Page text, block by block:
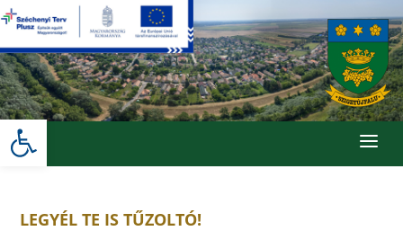
Skip
to
content
Eszköztár megnyitása a
LEGYÉL TE IS TŰZOLTÓ!